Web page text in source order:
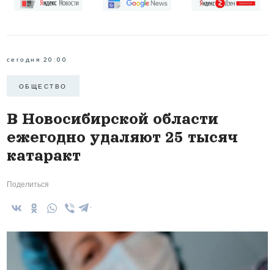
сегодня 20:00
ОБЩЕСТВО
В Новосибирской области
ежегодно удаляют 25 тысяч
катаракт
Поделиться